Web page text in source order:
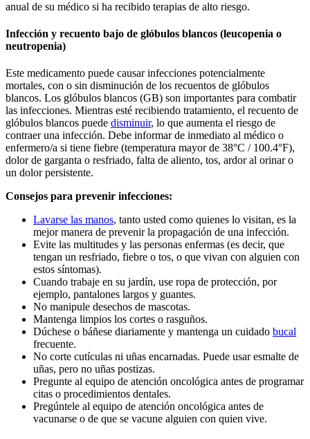
anual de su médico si ha recibido terapias de alto riesgo.
Infección y recuento bajo de glóbulos blancos (leucopenia o
neutropenia)
Este medicamento puede causar infecciones potencialmente
mortales, con o sin disminución de los recuentos de glóbulos
blancos. Los glóbulos blancos (GB) son importantes para combatir
las infecciones. Mientras esté recibiendo tratamiento, el recuento de
glóbulos blancos puede disminuir, lo que aumenta el riesgo de
contraer una infección. Debe informar de inmediato al médico o
enfermero/a si tiene fiebre (temperatura mayor de 38°C / 100.4°F),
dolor de garganta o resfriado, falta de aliento, tos, ardor al orinar o
un dolor persistente.
Consejos para prevenir infecciones:
Lavarse las manos, tanto usted como quienes lo visitan, es la
mejor manera de prevenir la propagación de una infección.
Evite las multitudes y las personas enfermas (es decir, que
tengan un resfriado, fiebre o tos, o que vivan con alguien con
estos síntomas).
Cuando trabaje en su jardín, use ropa de protección, por
ejemplo, pantalones largos y guantes.
No manipule desechos de mascotas.
Mantenga limpios los cortes o rasguños.
Dúchese o báñese diariamente y mantenga un cuidado bucal
frecuente.
No corte cutículas ni uñas encarnadas. Puede usar esmalte de
uñas, pero no uñas postizas.
Pregunte al equipo de atención oncológica antes de programar
citas o procedimientos dentales.
Pregúntele al equipo de atención oncológica antes de
vacunarse o de que se vacune alguien con quien vive.